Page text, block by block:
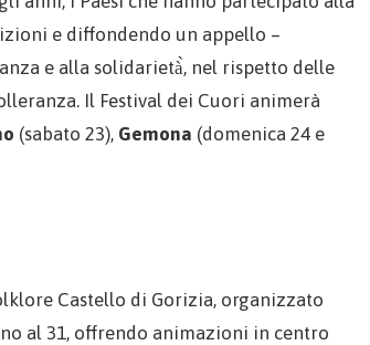
e diffondendo un appello –
e alla solidarietà̀, nel rispetto delle
Il Festival dei Cuori animerà
(sabato 23), Gemona (domenica 24 e
Castello di Gorizia, organizzato
al 31, offrendo animazioni in centro